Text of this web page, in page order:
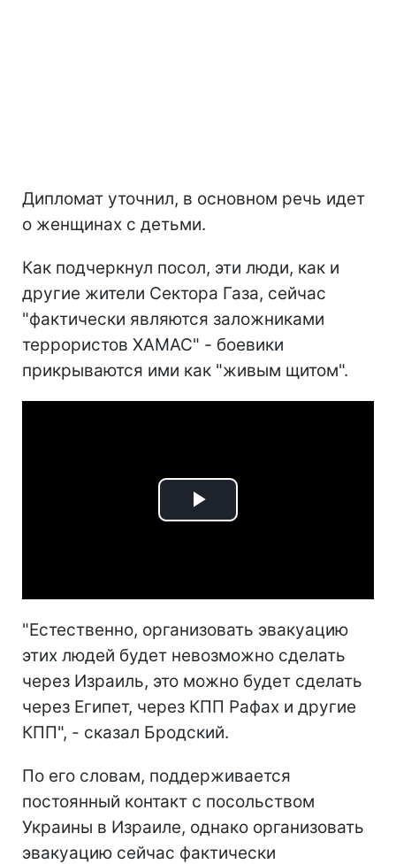
Дипломат уточнил, в основном речь идет
о женщинах с детьми.
Как подчеркнул посол, эти люди, как и
другие жители Сектора Газа, сейчас
"фактически являются заложниками
террористов ХАМАС" - боевики
прикрываются ими как "живым щитом".
Play
"Естественно, организовать эвакуацию
этих людей будет невозможно сделать
через Израиль, это можно будет сделать
через Египет, через КПП Рафах и другие
КПП", - сказал Бродский.
По его словам, поддерживается
постоянный контакт с посольством
Украины в Израиле, однако организовать
эвакуацию сейчас фактически